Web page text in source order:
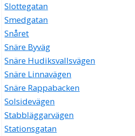
Slottegatan
Smedgatan
Snåret
Snäre Byväg
Snäre Hudiksvallsvägen
Snäre Linnavägen
Snäre Rappabacken
Solsidevägen
Stabbläggarvägen
Stationsgatan